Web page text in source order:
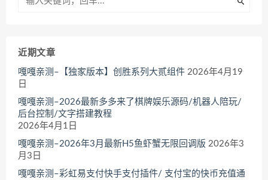
近期文章
嘎嘎亲测–【独家版本】创胜系列大贰组件 2026年4月19
日
嘎嘎亲测–2026最新多多来了棋牌娱乐源码/机器人陪玩/
后台控制/文字搭建教程
2026年4月1日
嘎嘎亲测–2026年3月最新H5鱼虾蟹无限回调版 2026年3
月3日
嘎嘎亲测–彩虹易支付快手支付插件/ 支付宝的快币充值通